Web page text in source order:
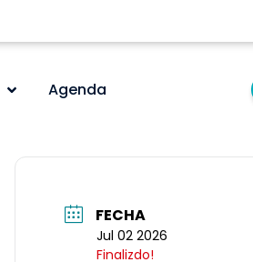
Agenda
FECHA
Jul 02 2026
Finalizdo!